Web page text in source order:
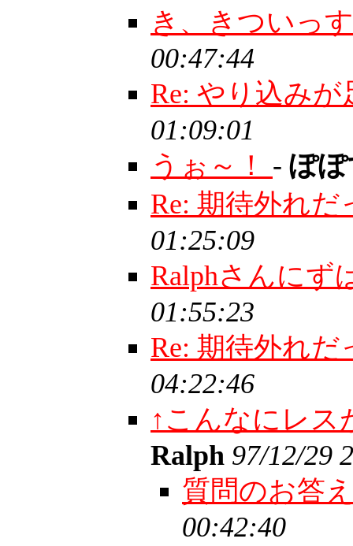
き、きついっ
00:47:44
Re: やり込み
01:09:01
うぉ～！ - ぽ
Re: 期待外れ
01:25:09
Ralphさんにず
01:55:23
Re: 期待外れ
04:22:46
↑こんなにレ
Ralph 97/12/29
質問のお答
00:42:40